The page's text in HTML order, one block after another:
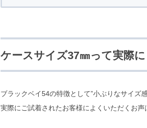
ケースサイズ37㎜って実際に
ブラックベイ54の特徴として”小ぶりなサイズ
実際にご試着されたお客様によくいただくお声